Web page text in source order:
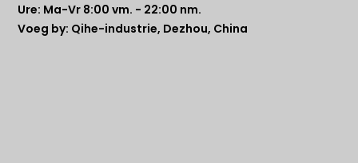
Ure: Ma-Vr 8:00 vm. - 22:00 nm.
Voeg by: Qihe-industrie, Dezhou, China